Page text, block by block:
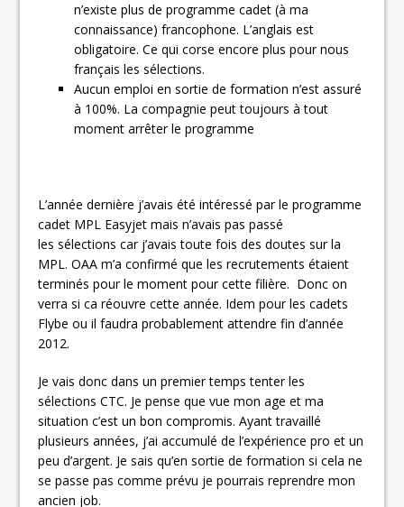
n’existe plus de programme cadet (à ma
connaissance) francophone. L’anglais est
obligatoire. Ce qui corse encore plus pour nous
français les sélections.
Aucun emploi en sortie de formation n’est assuré
à 100%. La compagnie peut toujours à tout
moment arrêter le programme
L’année dernière j’avais été intéressé par le programme
cadet MPL Easyjet mais n’avais pas passé
les sélections car j’avais toute fois des doutes sur la
MPL. OAA m’a confirmé que les recrutements étaient
terminés pour le moment pour cette filière. Donc on
verra si ca réouvre cette année. Idem pour les cadets
Flybe ou il faudra probablement attendre fin d’année
2012.
Je vais donc dans un premier temps tenter les
sélections CTC. Je pense que vue mon age et ma
situation c’est un bon compromis. Ayant travaillé
plusieurs années, j’ai accumulé de l’expérience pro et un
peu d’argent. Je sais qu’en sortie de formation si cela ne
se passe pas comme prévu je pourrais reprendre mon
ancien job.